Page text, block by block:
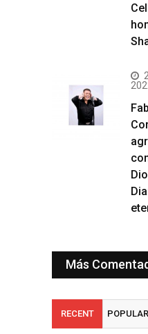
Más
RECENT POPULAR